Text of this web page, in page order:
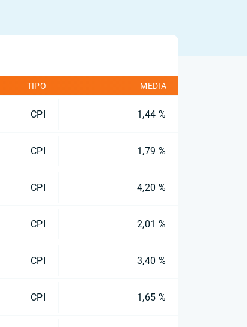
TIPO MEDIA
CPI 1,44 %
CPI 1,79 %
CPI 4,20 %
CPI 2,01 %
CPI 3,40 %
CPI 1,65 %